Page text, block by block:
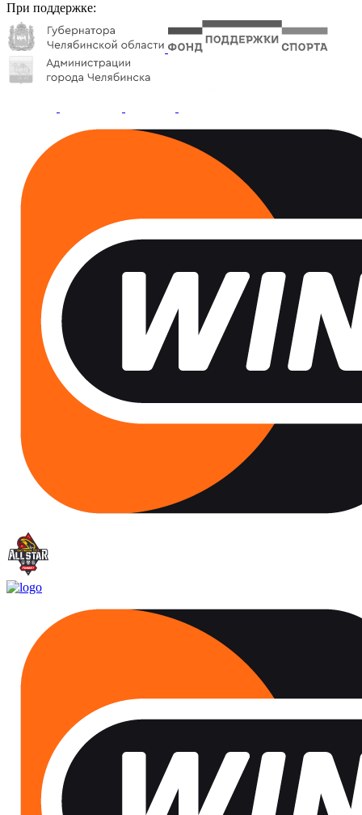
При поддержке: